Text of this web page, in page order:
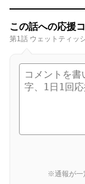
この話への応援
第1話 ウェットティッ
※通報が一